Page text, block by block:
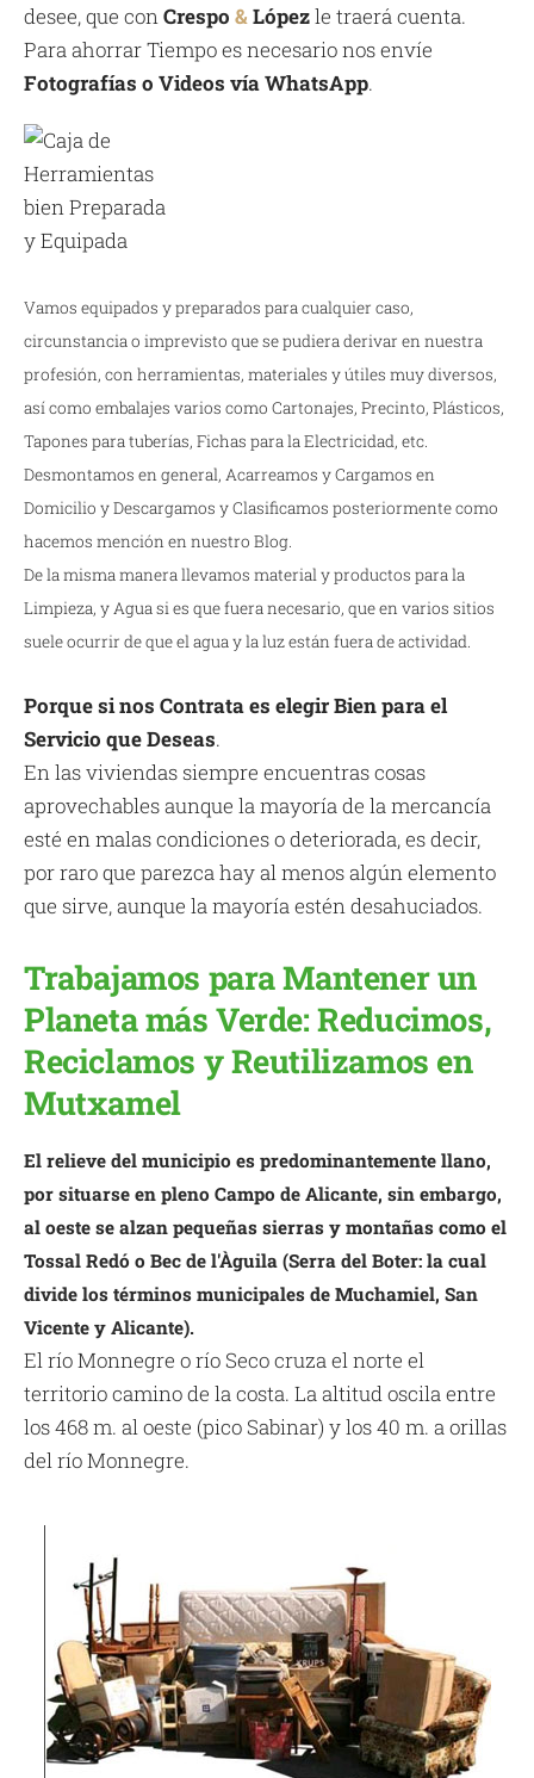
desee, que conCrespo &Lópezle traerá cuenta.
Para ahorrar Tiempo es necesario nos envíe
Fotografías o Videos vía WhatsApp.
Vamos equipados y preparados para cualquier caso,
circunstancia o imprevisto que se pudiera derivar en nuestra
profesión, con herramientas, materiales y útiles muy diversos,
así como embalajes varios como Cartonajes, Precinto, Plásticos,
Tapones para tuberías, Fichas para la Electricidad, etc.
Desmontamos en general, Acarreamos y Cargamos en
Domicilio y Descargamos y Clasificamos posteriormente como
hacemos mención en nuestro Blog.
De la misma manera llevamos material y productos para la
Limpieza, y Agua si es que fuera necesario, que en varios sitios
suele ocurrir de que el agua y la luz están fuera de actividad.
Porque si nos Contrata es elegir Bien para el
Servicio que Deseas.
En las viviendas siempre encuentras cosas
aprovechables aunque la mayoría de la mercancía
esté en malas condiciones o deteriorada, es decir,
por raro que parezca hay al menos algún elemento
que sirve, aunque la mayoría estén desahuciados.
Trabajamos para Mantener un
Planeta más Verde: Reducimos,
Reciclamos y Reutilizamos en
Mutxamel
El relieve del municipio es predominantemente llano,
por situarse en pleno Campo de Alicante, sin embargo,
al oeste se alzan pequeñas sierras y montañas como el
Tossal Redó o Bec de l'Àguila (Serra del Boter: la cual
divide los términos municipales de Muchamiel, San
Vicente y Alicante).
El río Monnegre o río Seco cruza el norte el
territorio camino de la costa. La altitud oscila entre
los 468 m. al oeste (pico Sabinar) y los 40 m. a orillas
del río Monnegre.